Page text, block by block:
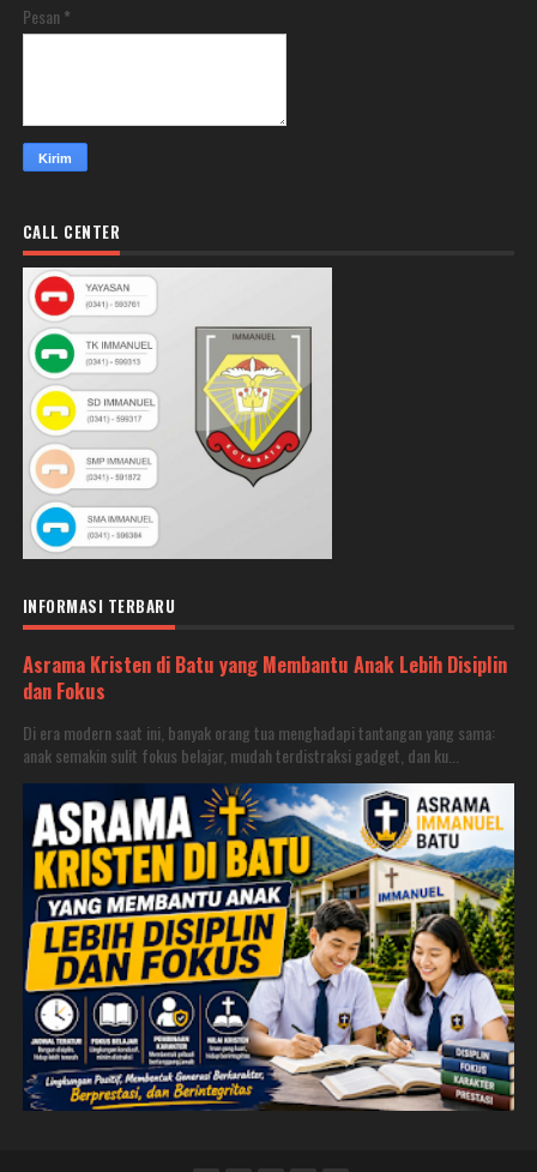
Pesan *
CALL CENTER
INFORMASI TERBARU
Asrama Kristen di Batu yang Membantu Anak Lebih Disiplin
dan Fokus
Di era modern saat ini, banyak orang tua menghadapi tantangan yang sama:
anak semakin sulit fokus belajar, mudah terdistraksi gadget, dan ku...